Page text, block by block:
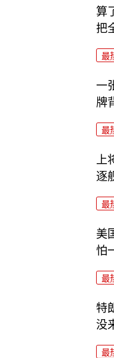
算
把
最
一
牌
最
逐
最
美
怕
最
特
没
最